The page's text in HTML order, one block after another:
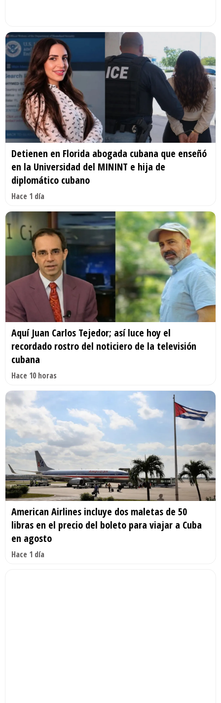
Detienen en Florida abogada cubana que enseñó
en la Universidad del MININT e hija de
diplomático cubano
Hace 1 día
Aquí Juan Carlos Tejedor; así luce hoy el
recordado rostro del noticiero de la televisión
cubana
Hace 10 horas
American Airlines incluye dos maletas de 50
libras en el precio del boleto para viajar a Cuba
en agosto
Hace 1 día